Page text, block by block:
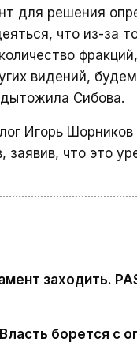
для решения
что из-за
видений,
Сибова.
Игорь Шорников
заявив, что это
заходить.
борется с